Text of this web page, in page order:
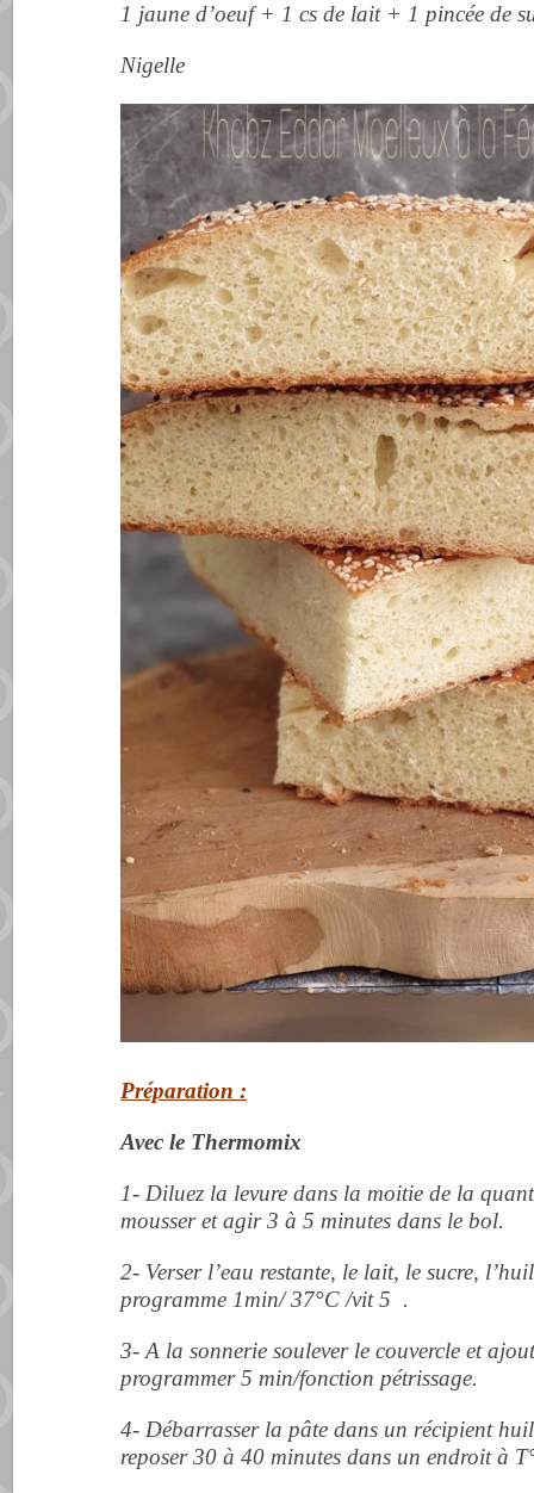
1 jaune d’oeuf + 1 cs de lait + 1 pincée de
Nigelle
Préparation :
Avec le Thermomix
1- Diluez la levure dans la moitie de la
mousser et agir 3 à 5 minutes dans le bol.
2- Verser l’eau restante, le lait, le sucre,
programme 1min/ 37°C /vit 5 .
3- A la sonnerie soulever le couvercle et
programmer 5 min/fonction pétrissage.
4- Débarrasser la pâte dans un récipient
reposer 30 à 40 minutes dans un endroit à